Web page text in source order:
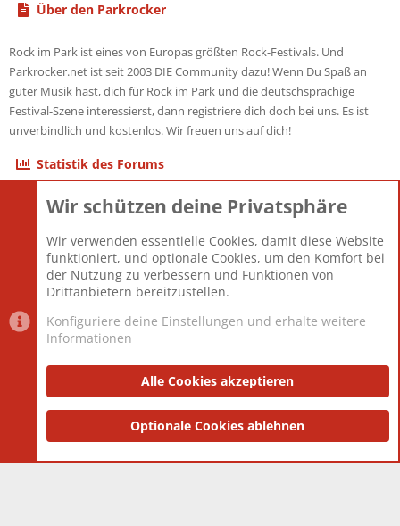
Über den Parkrocker
Rock im Park ist eines von Europas größten Rock-Festivals. Und
Parkrocker.net ist seit 2003 DIE Community dazu! Wenn Du Spaß an
guter Musik hast, dich für Rock im Park und die deutschsprachige
Festival-Szene interessierst, dann registriere dich doch bei uns. Es ist
unverbindlich und kostenlos. Wir freuen uns auf dich!
Statistik des Forums
Themen
Mitglieder
12.427
Neuestes Mitglied
Berlin
Datenschutzerklärung Impressum
Community platform by XenForo® © 2010-2025 XenForo Ltd.
and add-ons by ThemeHouse
Wir schützen deine Privatsphäre
Wir verwenden essentielle Cookies, damit diese Website
funktioniert, und optionale Cookies, um den Komfort bei
der Nutzung zu verbessern und Funktionen von
Drittanbietern bereitzustellen.
Konfiguriere deine Einstellungen und erhalte weitere
Informationen
Alle Cookies akzeptieren
Optionale Cookies ablehnen